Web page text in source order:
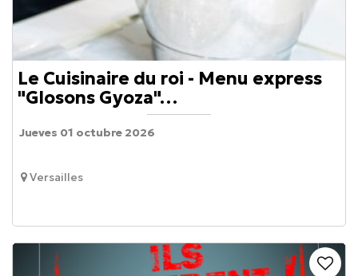
Le Cuisinaire du roi - Menu express
"Glosons Gyoza"…
Versailles
Jueves 01 octubre 2026